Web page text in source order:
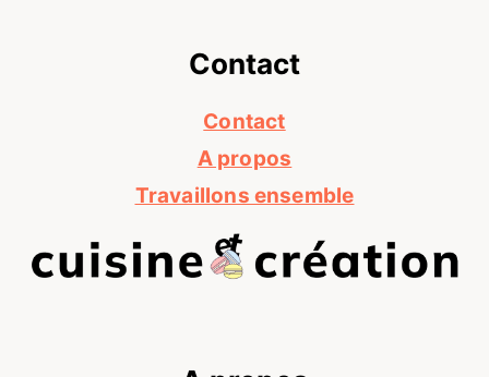
Contact
Contact
A propos
Travaillons ensemble